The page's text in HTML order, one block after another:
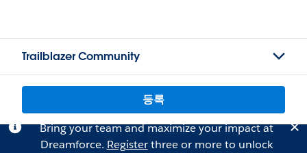
Trailblazer Community
등록
Bring your team and maximize your impact at
Dreamforce. Registerthree or more to unlock